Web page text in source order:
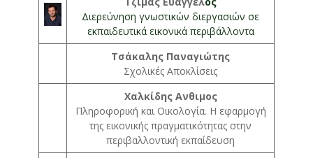
Διερεύνηση γνωστικών διεργασιών σε
εκπαιδευτικά εικονικά περιβάλλοντα
Τσάκαλης Παναγιώτης
Σχολικές Αποκλίσεις
Χαλκίδης Ανθιμος
Πληροφορική και Οικολογία. Η εφαρμογή
της εικονικής πραγματικότητας στην
περιβαλλοντική εκπαίδευση